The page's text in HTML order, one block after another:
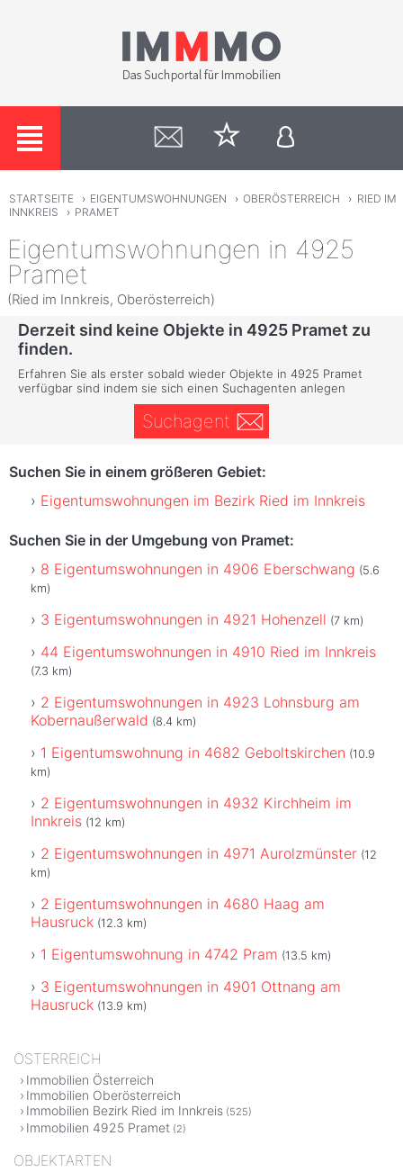
STARTSEITE › EIGENTUMSWOHNUNGEN › OBERÖSTERREICH › RIED IM
INNKREIS
› PRAMET
Eigentumswohnungen in 4925
Pramet
(Ried im Innkreis, Oberösterreich)
Derzeit sind keine Objekte in 4925 Pramet zu
finden.
Erfahren Sie als erster sobald wieder Objekte in 4925 Pramet
verfügbar sind indem sie sich einen Suchagenten anlegen
Suchagent
Suchen Sie in einem größeren Gebiet:
Eigentumswohnungen im Bezirk Ried im Innkreis
Suchen Sie in der Umgebung von Pramet:
8 Eigentumswohnungen in 4906 Eberschwang (5.6
km)
3 Eigentumswohnungen in 4921 Hohenzell (7 km)
44 Eigentumswohnungen in 4910 Ried im Innkreis
(7.3 km)
2 Eigentumswohnungen in 4923 Lohnsburg am
Kobernaußerwald (8.4 km)
1 Eigentumswohnung in 4682 Geboltskirchen (10.9
km)
2 Eigentumswohnungen in 4932 Kirchheim im
Innkreis (12 km)
2 Eigentumswohnungen in 4971 Aurolzmünster (12
km)
2 Eigentumswohnungen in 4680 Haag am
Hausruck (12.3 km)
1 Eigentumswohnung in 4742 Pram (13.5 km)
3 Eigentumswohnungen in 4901 Ottnang am
Hausruck (13.9 km)
ÖSTERREICH
Immobilien Österreich
Immobilien Oberösterreich
Immobilien Bezirk Ried im Innkreis (525)
Immobilien 4925 Pramet (2)
OBJEKTARTEN